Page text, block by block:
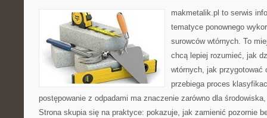
makmetalik.pl to serwis
tematyce ponownego
surowców wtórnych. To
chcą lepiej rozumieć, jak
wtórnych, jak przygotować
przebiega proces
postępowanie z odpadami ma znaczenie zarówno dla
Strona skupia się na praktyce: pokazuje, jak zamienić pozornie